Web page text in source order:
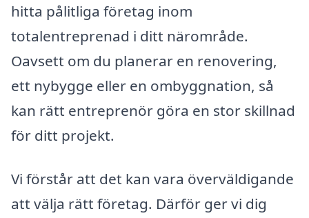
hitta pålitliga företag inom
totalentreprenad i ditt närområde.
Oavsett om du planerar en renovering,
ett nybygge eller en ombyggnation, så
kan rätt entreprenör göra en stor skillnad
för ditt projekt.
Vi förstår att det kan vara överväldigande
att välja rätt företag. Därför ger vi dig